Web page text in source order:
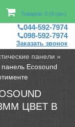
Товаров: 0 (0 грн.)
044-592-7974
098-592-7974
Заказать звонок
панели »
панель Ecosound
ЦВЕТ В